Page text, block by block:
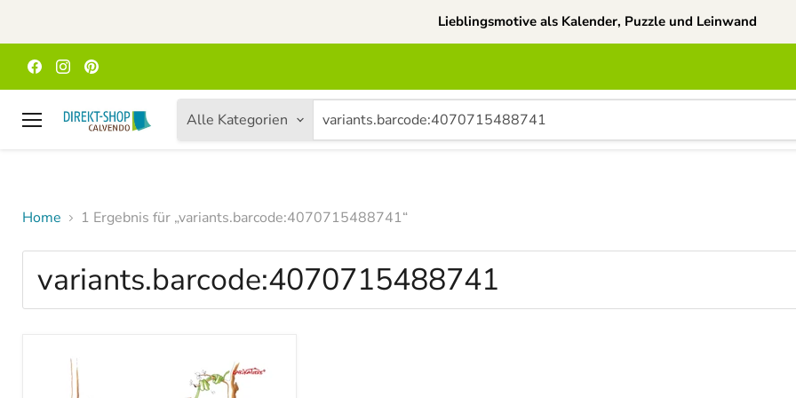
Lieblingsmotive als Kalender, Puzzle und Leinwand
Finden
Sie
uns
Facebook
Finden
Sie
uns
Instagram
uns
Pinterest
Alle Kategorien
Home 1 Ergebnis für „variants.barcode:4070715488741“
Suchergebnisse
für